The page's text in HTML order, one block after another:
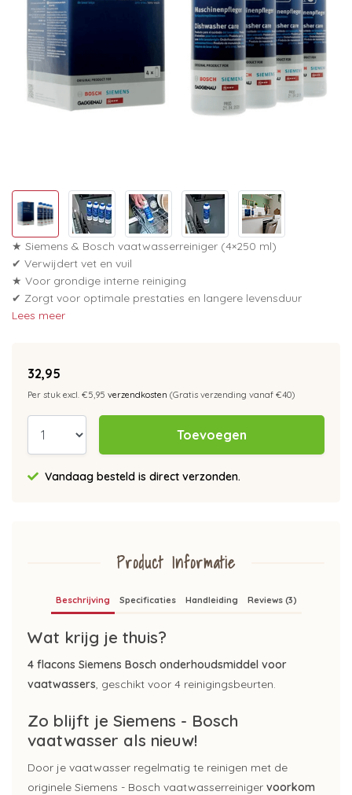
★ Siemens & Bosch vaatwasserreiniger (4×250 ml)
✔ Verwijdert vet en vuil
★ Voor grondige interne reiniging
✔ Zorgt voor optimale prestaties en langere levensduur
Lees meer
32,95
Per stuk excl. €5,95 verzendkosten (Gratis verzending vanaf €40)
Toevoegen
Vandaag besteld is direct verzonden.
Product Informatie
Beschrijving Specificaties Handleiding Reviews (3)
Wat krijg je thuis?
4 flacons Siemens Bosch onderhoudsmiddel voor
vaatwassers, geschikt voor 4 reinigingsbeurten.
Zo blijft je Siemens - Bosch
vaatwasser als nieuw!
Door je vaatwasser regelmatig te reinigen met de
originele Siemens - Bosch vaatwasserreiniger voorkom